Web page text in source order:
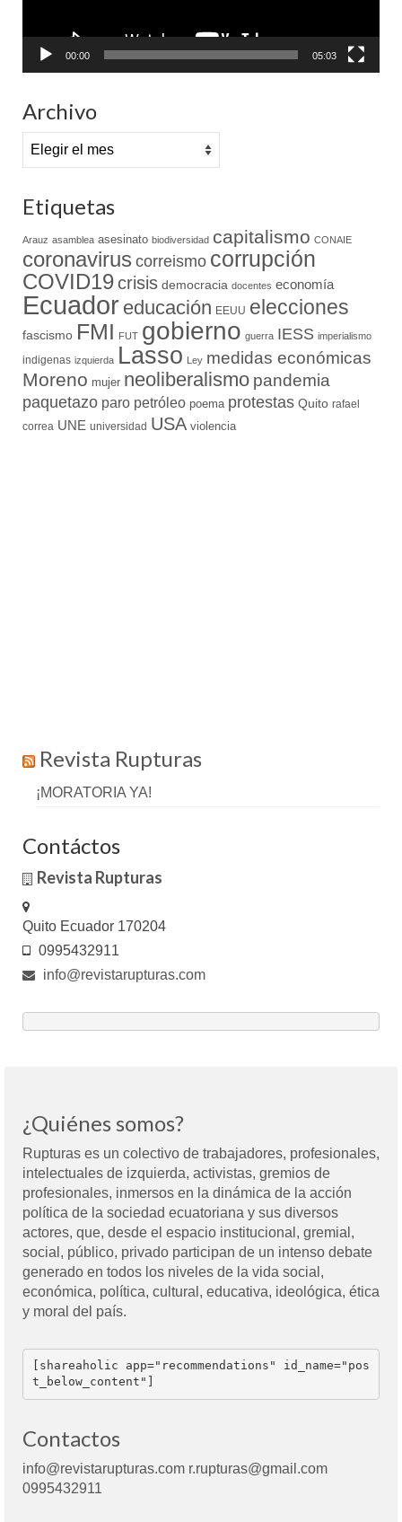
00:00 05:03
Archivo
Archivo
Etiquetas
Arauz asamblea asesinato biodiversidad capitalismo CONAIE
coronavirus correismo corrupción
COVID19crisis democracia docentes economía
Ecuador educación EEUU elecciones
fascismo FMI FUT gobierno guerra IESS imperialismo
indigenas izquierda Lasso Ley medidas económicas
Moreno mujer neoliberalismo pandemia
paquetazo paro petróleo poema protestas Quito rafael
correa UNE universidad USA violencia
Revista Rupturas
¡MORATORIA YA!
Contáctos
Revista Rupturas
Quito Ecuador 170204
0995432911
info@revistarupturas.com
¿Quiénes somos?
Rupturas es un colectivo de trabajadores, profesionales,
intelectuales de izquierda, activistas, gremios de
profesionales, inmersos en la dinámica de la acción
política de la sociedad ecuatoriana y sus diversos
actores, que, desde el espacio institucional, gremial,
social, público, privado participan de un intenso debate
generado en todos los niveles de la vida social,
económica, política, cultural, educativa, ideológica, ética
y moral del país.
[shareaholic app="recommendations" id_name="pos
t_below_content"]
Contactos
info@revistarupturas.com r.rupturas@gmail.com
0995432911